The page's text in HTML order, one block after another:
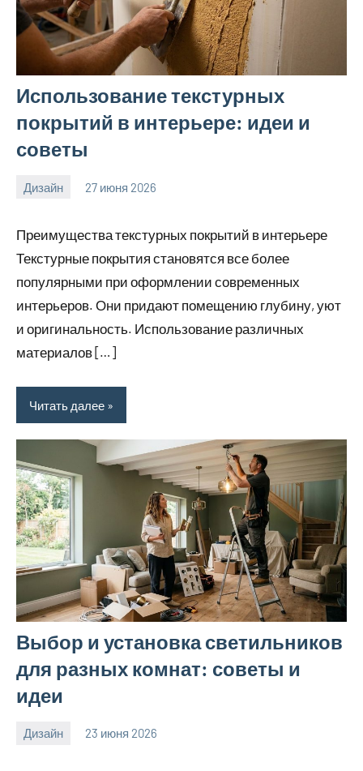
Использование текстурных
покрытий в интерьере: идеи и
советы
Дизайн 27 июня 2026
calvinken_co
Преимущества текстурных покрытий в интерьере
Текстурные покрытия становятся все более
популярными при оформлении современных
интерьеров. Они придают помещению глубину, уют
и оригинальность. Использование различных
материалов […]
Читать далее
Выбор и установка светильников
для разных комнат: советы и
идеи
Дизайн 23 июня 2026
calvinken_co